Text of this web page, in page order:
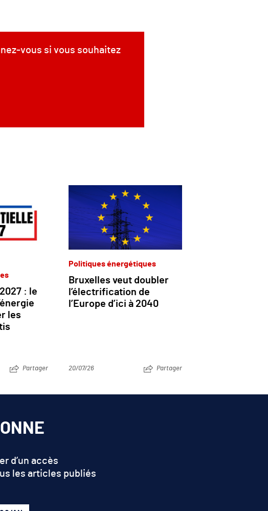
vous si vous souhaitez
: le
les
Partager
Politiques énergétiques
Bruxelles veut doubler
l’électrification de
l’Europe d’ici à 2040
20/07/26 Partager
d’un accès
les articles publiés